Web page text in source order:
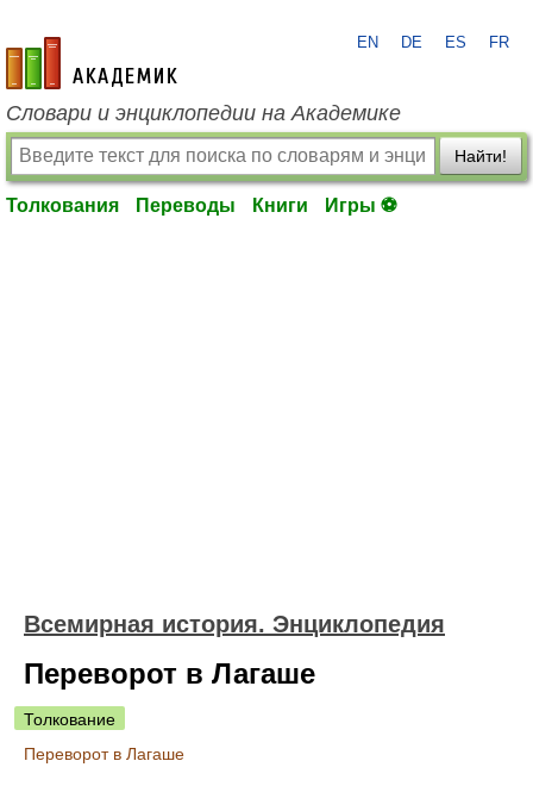
academic.ru
EN DE ES FR
Словари и энциклопедии на Академике
Найти!
Толкования Переводы Книги Игры ⚽
Всемирная история. Энциклопедия
Переворот в Лагаше
Толкование
Переворот в Лагаше